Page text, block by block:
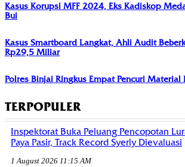
Kasus Korupsi MFF 2024, Eks Kadiskop
Bui
Kasus Smartboard Langkat, Ahli Audit
Rp29,5 Miliar
Polres Binjai Ringkus Empat Pencuri Material
TERPOPULER
Inspektorat Buka Peluang Pencopotan
Paya Pasir, Track Record Syerly Dievaluasi
1 August 2026 11:15 AM